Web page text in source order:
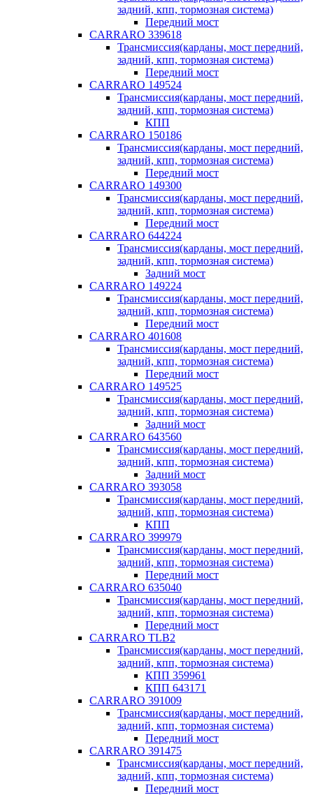
задний, кпп, тормозная система)
Передний мост
CARRARO 339618
Трансмиссия(карданы, мост передний,
задний, кпп, тормозная система)
Передний мост
CARRARO 149524
Трансмиссия(карданы, мост передний,
задний, кпп, тормозная система)
КПП
CARRARO 150186
Трансмиссия(карданы, мост передний,
задний, кпп, тормозная система)
Передний мост
CARRARO 149300
Трансмиссия(карданы, мост передний,
задний, кпп, тормозная система)
Передний мост
CARRARO 644224
Трансмиссия(карданы, мост передний,
задний, кпп, тормозная система)
Задний мост
CARRARO 149224
Трансмиссия(карданы, мост передний,
задний, кпп, тормозная система)
Передний мост
CARRARO 401608
Трансмиссия(карданы, мост передний,
задний, кпп, тормозная система)
Передний мост
CARRARO 149525
Трансмиссия(карданы, мост передний,
задний, кпп, тормозная система)
Задний мост
CARRARO 643560
Трансмиссия(карданы, мост передний,
задний, кпп, тормозная система)
Задний мост
CARRARO 393058
Трансмиссия(карданы, мост передний,
задний, кпп, тормозная система)
КПП
CARRARO 399979
Трансмиссия(карданы, мост передний,
задний, кпп, тормозная система)
Передний мост
CARRARO 635040
Трансмиссия(карданы, мост передний,
задний, кпп, тормозная система)
Передний мост
CARRARO TLB2
Трансмиссия(карданы, мост передний,
задний, кпп, тормозная система)
КПП 359961
КПП 643171
CARRARO 391009
Трансмиссия(карданы, мост передний,
задний, кпп, тормозная система)
Передний мост
CARRARO 391475
Трансмиссия(карданы, мост передний,
задний, кпп, тормозная система)
Передний мост